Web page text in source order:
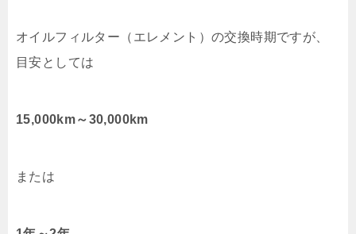
オイルフィルター（エレメント）の交換時期ですが、
目安としては
15,000km～30,000km
または